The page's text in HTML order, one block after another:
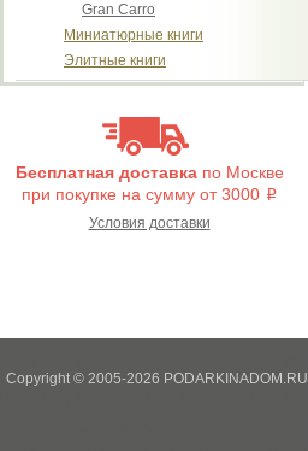
Gran Carro
Миниатюрные книги
Элитные книги
Бесплатная доставкапо Москве
при покупке на сумму от 3000 i
Условия доставки
Copyright © 2005-2026 PODARKINADOM.RU